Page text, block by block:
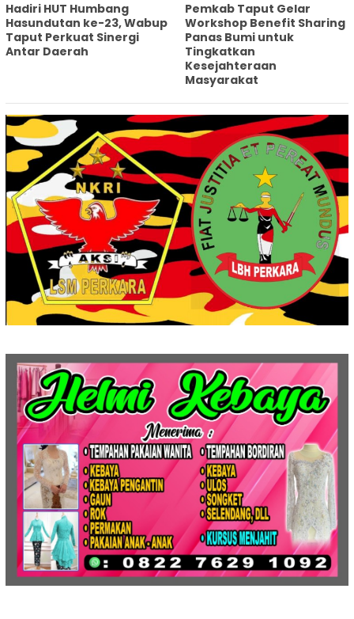
Hadiri HUT Humbang
Hasundutan ke-23, Wabup
Taput Perkuat Sinergi
Antar Daerah
Pemkab Taput Gelar
Workshop Benefit Sharing
Panas Bumi untuk
Tingkatkan
Kesejahteraan
Masyarakat